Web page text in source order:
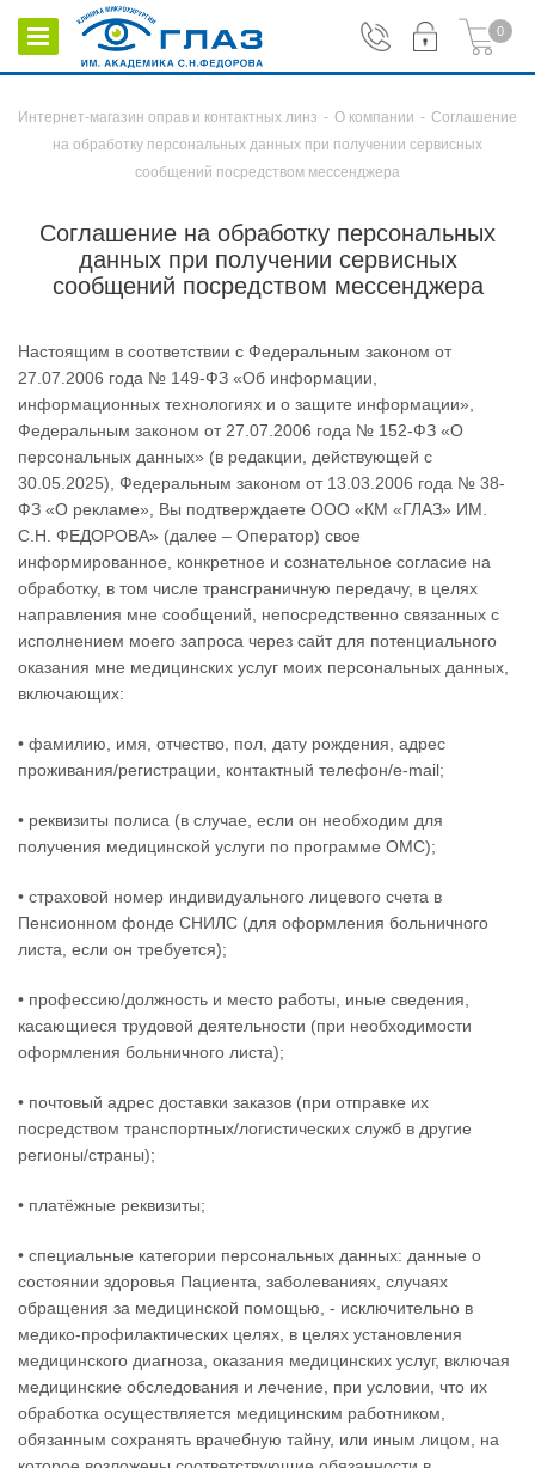
0
Интернет-магазин оправ и контактных линз - О компании - Соглашение
на обработку персональных данных при получении сервисных
сообщений посредством мессенджера
Соглашение на обработку персональных
данных при получении сервисных
сообщений посредством мессенджера
Настоящим в соответствии с Федеральным законом от
27.07.2006 года № 149-ФЗ «Об информации,
информационных технологиях и о защите информации»,
Федеральным законом от 27.07.2006 года № 152-ФЗ «О
персональных данных» (в редакции, действующей с
30.05.2025), Федеральным законом от 13.03.2006 года № 38-
ФЗ «О рекламе», Вы подтверждаете ООО «КМ «ГЛАЗ» ИМ.
С.Н. ФЕДОРОВА» (далее – Оператор) свое
информированное, конкретное и сознательное согласие на
обработку, в том числе трансграничную передачу, в целях
направления мне сообщений, непосредственно связанных с
исполнением моего запроса через сайт для потенциального
оказания мне медицинских услуг моих персональных данных,
включающих:
• фамилию, имя, отчество, пол, дату рождения, адрес
проживания/регистрации, контактный телефон/e-mail;
• реквизиты полиса (в случае, если он необходим для
получения медицинской услуги по программе ОМС);
• страховой номер индивидуального лицевого счета в
Пенсионном фонде СНИЛС (для оформления больничного
листа, если он требуется);
• профессию/должность и место работы, иные сведения,
касающиеся трудовой деятельности (при необходимости
оформления больничного листа);
• почтовый адрес доставки заказов (при отправке их
посредством транспортных/логистических служб в другие
регионы/страны);
• платёжные реквизиты;
• специальные категории персональных данных: данные о
состоянии здоровья Пациента, заболеваниях, случаях
обращения за медицинской помощью, - исключительно в
медико-профилактических целях, в целях установления
медицинского диагноза, оказания медицинских услуг, включая
медицинские обследования и лечение, при условии, что их
обработка осуществляется медицинским работником,
обязанным сохранять врачебную тайну, или иным лицом, на